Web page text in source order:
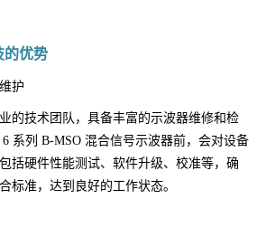
的优势
护
的技术团队，具备丰富的示波器维修和检
系列 B-MSO 混合信号示波器前，会对设备
括硬件性能测试、软件升级、校准等，确
标准，达到良好的工作状态。